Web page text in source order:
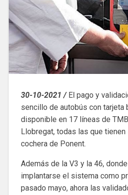
30-10-2021 / El pago y
sencillo de autobús con tarjeta
disponible en 17 líneas de
Llobregat, todas las que tienen
cochera de Ponent.
Además de la V3 y la 46,
implantarse el sistema como
pasado mayo, ahora las